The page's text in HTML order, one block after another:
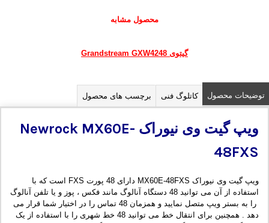
محصول مشابه
گیتوی Grandstream GXW4248
توضیحات محصول کاتلوگ فنی برچسب های محصول
ویپ گیت وی نیوراک Newrock MX60E-
48FXS
ویپ گیت وی نیوراک MX60E-48FXS دارای 48 پورت FXS است که با
استفاده از آن می توانید 48 دستگاه آنالوگ مانند فکس ، پوز و یا تلفن آنالوگ
را به بستر ویپ متصل نمایید و همزمان 48 تماس را در اختیار شما قرار می
دهد . همچنین برای انتقال خط می توانید 48 خط شهری را با استفاده از یک